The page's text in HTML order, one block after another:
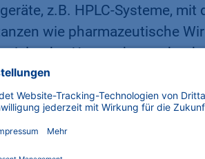
z.B. HPLC-Systeme,
wie pharmazeutische
das Unternehmen
Verkapselung von
erstreckt sich auf über
des Unternehmens –
unternehmerische